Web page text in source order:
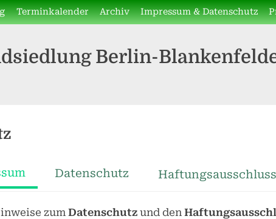
Terminkalender Archiv Impressum & Datenschutz
Berlin-Blankenfelde
Datenschutz Haftungsausschluss
zum Datenschutz und den